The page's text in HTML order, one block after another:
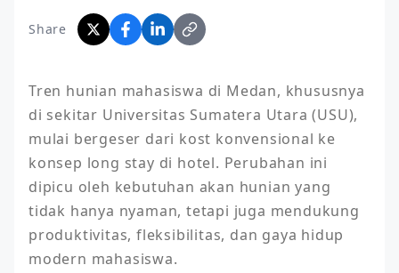
Share
Tren hunian mahasiswa di Medan, khususnya
di sekitar Universitas Sumatera Utara (USU),
mulai bergeser dari kost konvensional ke
konsep long stay di hotel. Perubahan ini
dipicu oleh kebutuhan akan hunian yang
tidak hanya nyaman, tetapi juga mendukung
produktivitas, fleksibilitas, dan gaya hidup
modern mahasiswa.